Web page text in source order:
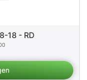
18 - RD